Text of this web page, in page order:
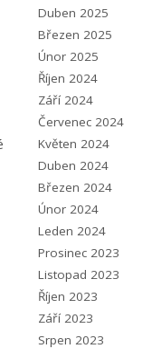
Duben 2025
Březen 2025
Únor 2025
Říjen 2024
Září 2024
Červenec 2024
Květen 2024
Duben 2024
Březen 2024
Únor 2024
Leden 2024
Prosinec 2023
Listopad 2023
Říjen 2023
Září 2023
Srpen 2023